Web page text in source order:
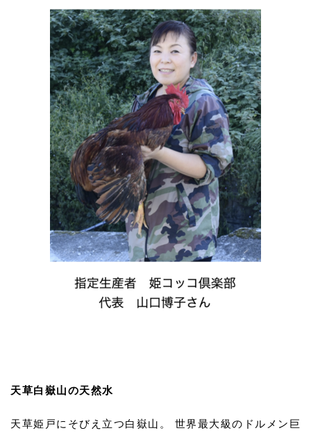
天草白嶽山の天然水
天草姫戸にそびえ立つ白嶽山。 世界最大級のドルメン巨